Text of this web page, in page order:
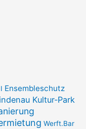
Ensembleschutz
Kultur-Park
Werft.Bar